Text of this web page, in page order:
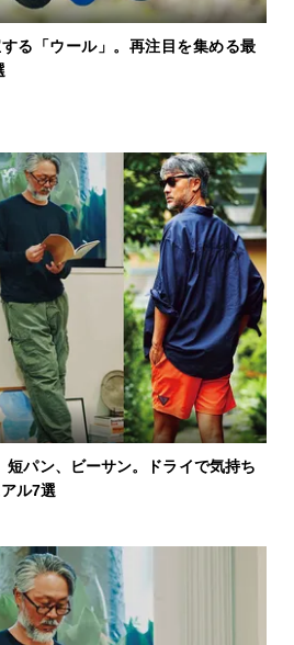
る「ウール」。再注目を集める最
短パン、ビーサン。ドライで気持ち
ル7選